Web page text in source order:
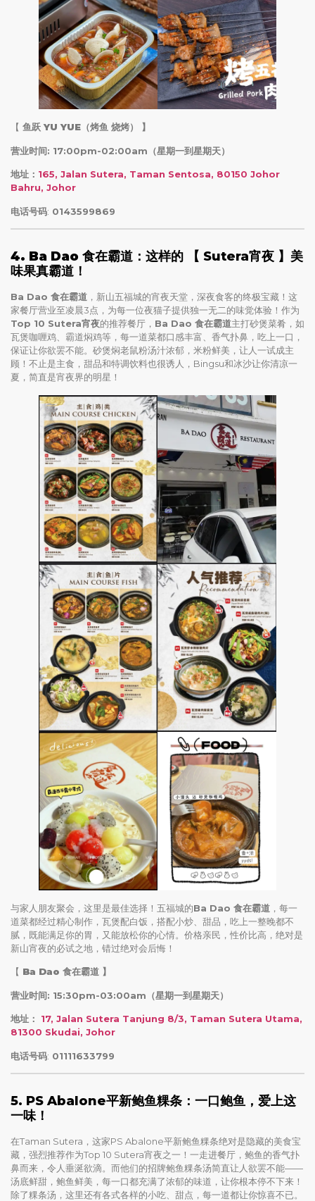
【 鱼跃 YU YUE（烤鱼 烧烤） 】
营业时间: 17:00pm-02:00am（星期一到星期天）
地址： 165, Jalan Sutera, Taman Sentosa, 80150 Johor
Bahru, Johor
电话号码: 0143599869
4. Ba Dao 食在霸道 ：这样的 【 Sutera宵夜 】美
味果真霸道！
Ba Dao 食在霸道 ，新山五福城的宵夜天堂，深夜食客的终极宝藏！这
家餐厅营业至凌晨3点，为每一位夜猫子提供独一无二的味觉体验！作为
Top 10 Sutera宵夜的推荐餐厅， Ba Dao 食在霸道主打砂煲菜肴，如
瓦煲咖喱鸡、霸道焖鸡等，每一道菜都口感丰富、香气扑鼻，吃上一口，
保证让你欲罢不能。砂煲焖老鼠粉汤汁浓郁，米粉鲜美，让人一试成主
顾！不止是主食，甜品和特调饮料也很诱人，Bingsu和冰沙让你清凉一
夏，简直是宵夜界的明星！
与家人朋友聚会，这里是最佳选择！五福城的Ba Dao 食在霸道 ，每一
道菜都经过精心制作，瓦煲配白饭，搭配小炒、甜品，吃上一整晚都不
腻，既能满足你的胃，又能放松你的心情。价格亲民，性价比高，绝对是
新山宵夜的必试之地，错过绝对会后悔！
【 Ba Dao 食在霸道 】
营业时间: 15:30pm-03:00am（星期一到星期天）
地址：
17, Jalan Sutera Tanjung 8/3, Taman Sutera Utama,
81300 Skudai, Johor
电话号码: 01111633799
5. PS Abalone平新鲍鱼粿条：一口鲍鱼，爱上这
一味！
在Taman Sutera，这家PS Abalone平新鲍鱼粿条绝对是隐藏的美食宝
藏，强烈推荐作为Top 10 Sutera宵夜之一！一走进餐厅，鲍鱼的香气扑
鼻而来，令人垂涎欲滴。而他们的招牌鲍鱼粿条汤简直让人欲罢不能——
汤底鲜甜，鲍鱼鲜美，每一口都充满了浓郁的味道，让你根本停不下来！
除了粿条汤，这里还有各式各样的小吃、甜点，每一道都让你惊喜不已。